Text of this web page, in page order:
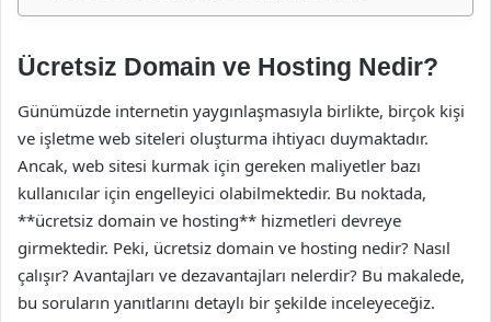
Ücretsiz Domain ve Hosting Nedir?
Günümüzde internetin yaygınlaşmasıyla birlikte, birçok kişi
ve işletme web siteleri oluşturma ihtiyacı duymaktadır.
Ancak, web sitesi kurmak için gereken maliyetler bazı
kullanıcılar için engelleyici olabilmektedir. Bu noktada,
**ücretsiz domain ve hosting** hizmetleri devreye
girmektedir. Peki, ücretsiz domain ve hosting nedir? Nasıl
çalışır? Avantajları ve dezavantajları nelerdir? Bu makalede,
bu soruların yanıtlarını detaylı bir şekilde inceleyeceğiz.